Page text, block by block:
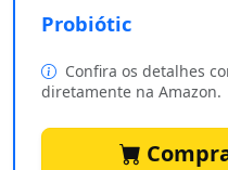
Probiótic
Confira os detalhes
diretamente na Amazon.